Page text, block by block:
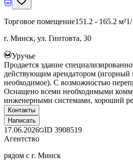
Торговое помещение151.2 - 165.2 м²
г. Минск, ул. Гинтовта, 30
Уручье
Продается здание
действующим арендатором (игорный
необходимое). С возможностью
Оснащено всеми необходимыми
инженерными системами, хороший
Контакты
Написать
17.06.2026 ID 3908519
Агентство
рядом с г. Минск